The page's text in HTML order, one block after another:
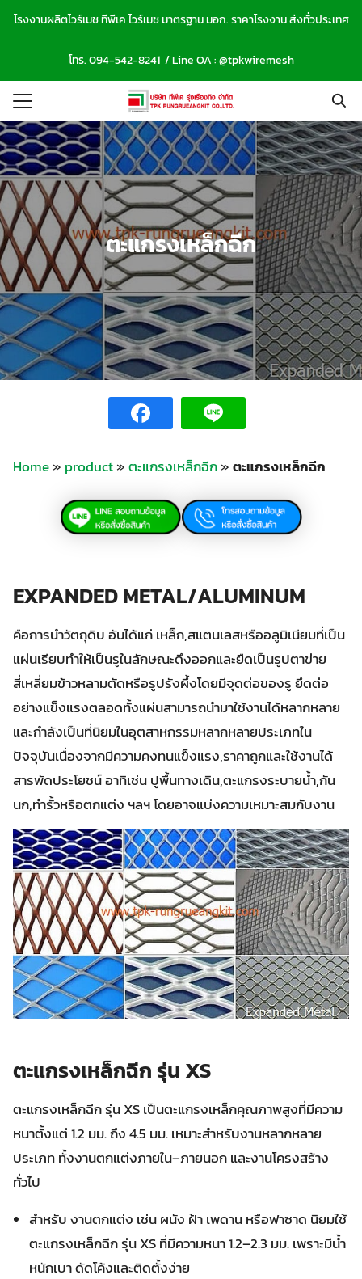
Skip
โรงงานผลิตไวร์เมช ทีพีเค ไวร์เมช มาตรฐาน มอก. ราคาโรงงาน ส่งทั่วประเทศ
โทร.094-542-8241/ Line OA :@tpkwiremesh
งเรา
ม/ผลงาน
หลดแคตตาล็อก
เรา
รา
ตะแกรงเหล็กฉีก
Home» product»ตะแกรงเหล็กฉีก»ตะแกรงเหล็กฉีก
EXPANDED METAL/ALUMINUM
คือการนำวัตถุดิบ อันได้แก่ เหล็ก,สแตนเลสหรืออลูมิเนียมที่เป็น
แผ่นเรียบทำให้เป็นรูในลักษณะดึงออกและยืดเป็นรูปตาข่าย
สี่เหลี่ยมข้าวหลามตัดหรือรูปรังผึ้งโดยมีจุดต่อของรู ยึดต่อ
อย่างแข็งแรงตลอดทั้งแผ่นสามารถนำมาใช้งานได้หลากหลาย
และกำลังเป็นที่นิยมในอุตสาหกรรมหลากหลายประเภทใน
ปัจจุบันเนื่องจากมีความคงทนแข็งแรง,ราคาถูกและใช้งานได้
สารพัดประโยชน์ อาทิเช่น ปูพื้นทางเดิน,ตะแกรงระบายน้ำ,กัน
นก,ทำรั้วหรือตกแต่ง ฯลฯ โดยอาจแบ่งความเหมาะสมกับงาน
ตะแกรงเหล็กฉีก รุ่น XS
ตะแกรงเหล็กฉีก รุ่น XS เป็นตะแกรงเหล็กคุณภาพสูงที่มีความ
หนาตั้งแต่ 1.2 มม. ถึง 4.5 มม. เหมาะสำหรับงานหลากหลาย
ประเภท ทั้งงานตกแต่งภายใน–ภายนอก และงานโครงสร้าง
ทั่วไป
สำหรับ งานตกแต่ง เช่น ผนัง ฝ้า เพดาน หรือฟาซาด นิยมใช้
ตะแกรงเหล็กฉีก รุ่น XS ที่มีความหนา 1.2–2.3 มม. เพราะมีน้ำ
หนักเบา ดัดโค้งและติดตั้งง่าย